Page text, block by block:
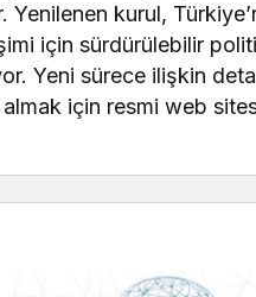
Yenilenen kurul,
için sürdürülebilir
Yeni sürece ilişkin
almak için resmi web